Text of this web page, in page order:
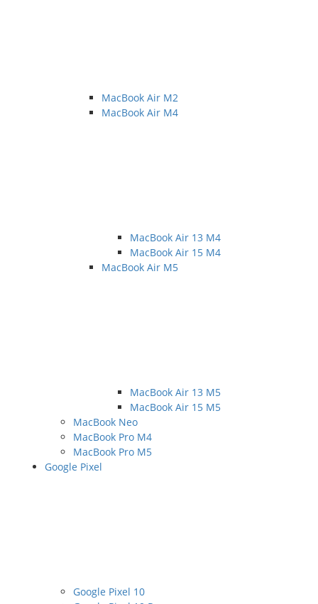
MacBook Air M2
MacBook Air M4
MacBook Air 13 M4
MacBook Air 15 M4
MacBook Air M5
MacBook Air 13 M5
MacBook Air 15 M5
MacBook Neo
MacBook Pro M4
MacBook Pro M5
Google Pixel
Google Pixel 10